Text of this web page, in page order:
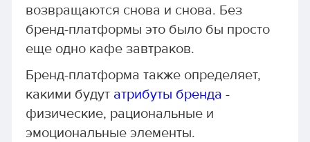
возвращаются снова и снова. Без
бренд-платформы это было бы просто
еще одно кафе завтраков.
Бренд-платформа также определяет,
какими будут атрибуты бренда -
физические, рациональные и
эмоциональные элементы.